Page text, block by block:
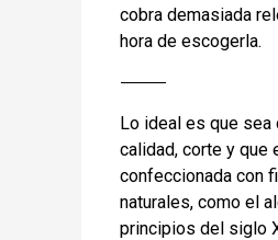
cobra demasiada
hora de escogerla.
Lo ideal es que sea
calidad, corte y que
confeccionada con
naturales, como el
principios del siglo